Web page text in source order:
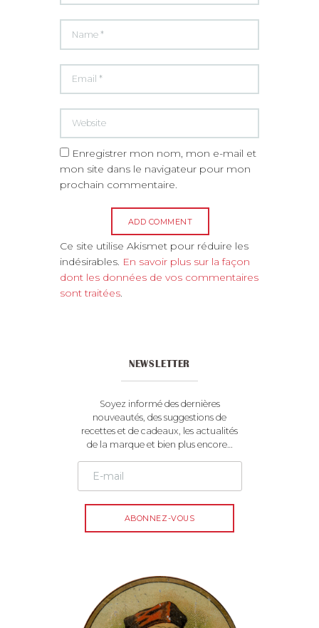
Enregistrer mon nom, mon e-mail et
mon site dans le navigateur pour mon
prochain commentaire.
A
l
t
e
Ce site utilise Akismet pour réduire les
indésirables. En savoir plus sur la façon
dont les données de vos commentaires
sont traitées.
NEWSLETTER
Soyez informé des dernières
nouveautés, des suggestions de
recettes et de cadeaux, les actualités
de la marque et bien plus encore…